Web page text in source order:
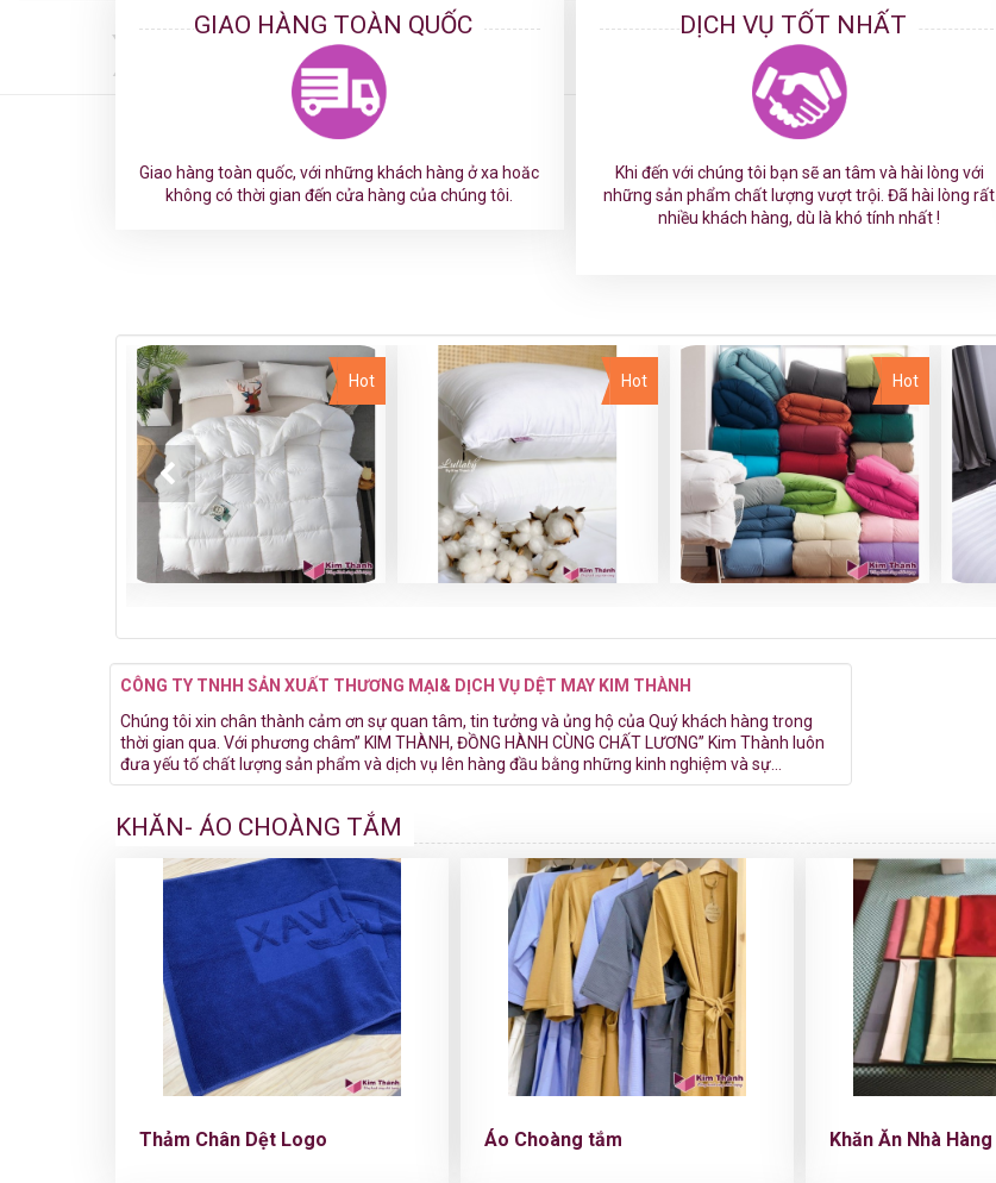
Sản phẩm
GIAO HÀNG TOÀN QUỐC
Giao hàng toàn quốc, với những khách hàng ở xa hoăc
không có thời gian đến cửa hàng của chúng tôi.
DỊCH VỤ TỐT NHẤT
Khi đến với chúng tôi bạn sẽ an tâm và hài lòng với
những sản phẩm chất lượng vượt trội. Đã hài lòng rất
nhiều khách hàng, dù là khó tính nhất !
Hot Hot Hot
CÔNG TY TNHH SẢN XUẤT THƯƠNG MẠI& DỊCH VỤ DỆT MAY KIM THÀNH
Chúng tôi xin chân thành cảm ơn sự quan tâm, tin tưởng và ủng hộ của Quý khách hàng trong
thời gian qua. Với phương châm” KIM THÀNH, ĐỒNG HÀNH CÙNG CHẤT LƯƠNG” Kim Thành luôn
đưa yếu tố chất lượng sản phẩm và dịch vụ lên hàng đầu bằng những kinh nghiệm và sự...
KHĂN- ÁO CHOÀNG TẮM
Thảm Chân Dệt Logo Áo Choàng tắm Khăn Ăn Nhà Hàng